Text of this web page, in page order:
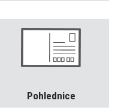
Pohlednice